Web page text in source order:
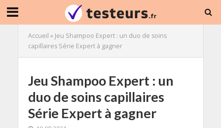
Accueil » Jeu Shampoo Expert : un duo de soins
capillaires Série Expert à gagner
Jeu Shampoo Expert : un
duo de soins capillaires
Série Expert à gagner